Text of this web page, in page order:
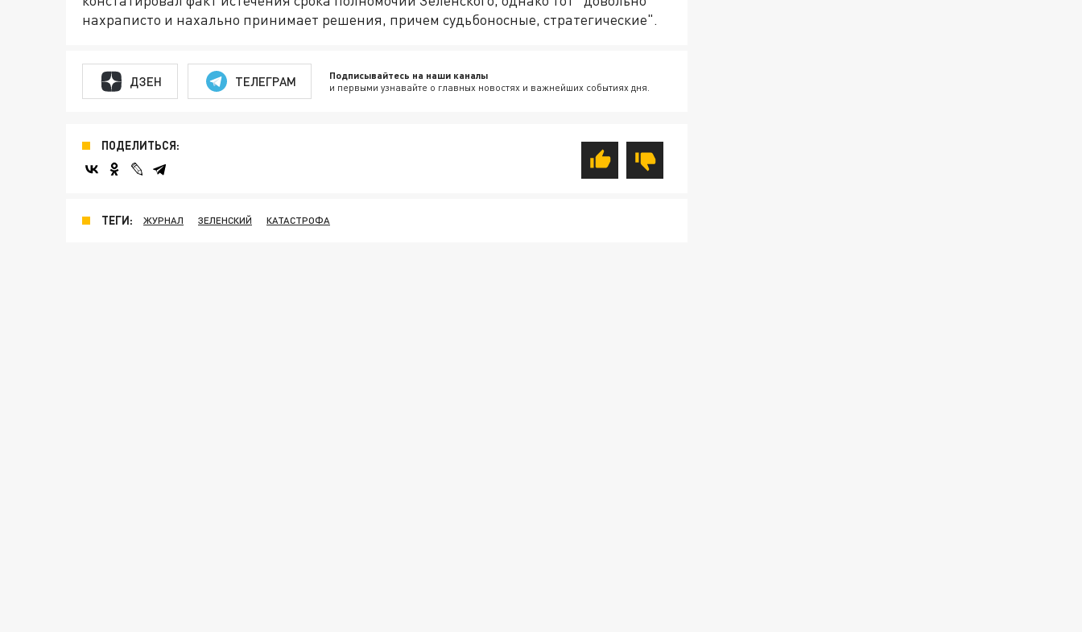
нахраписто и нахально принимает решения, причем судьбоносные, стратегические".
ДЗЕН ТЕЛЕГРАМ Подписывайтесь на наши каналы
и первыми узнавайте о главных новостях и важнейших событиях дня.
ПОДЕЛИТЬСЯ:
ТЕГИ: ЖУРНАЛ ЗЕЛЕНСКИЙ КАТАСТРОФА